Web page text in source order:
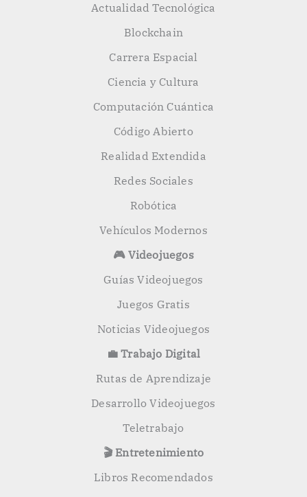
Actualidad Tecnológica
Blockchain
Carrera Espacial
Ciencia y Cultura
Computación Cuántica
Código Abierto
Realidad Extendida
Redes Sociales
Robótica
Vehículos Modernos
🎮 Videojuegos
Guías Videojuegos
Juegos Gratis
Noticias Videojuegos
💼 Trabajo Digital
Rutas de Aprendizaje
Desarrollo Videojuegos
Teletrabajo
🎬 Entretenimiento
Libros Recomendados